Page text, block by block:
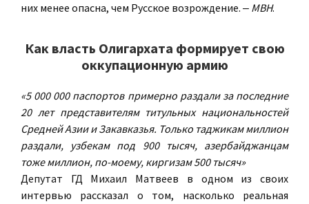
них менее опасна, чем Русское возрождение. ‒ МВН.
Как власть Олигархата формирует свою
оккупационную армию
«5 000 000 паспортов примерно раздали за последние
20 лет представителям титульных национальностей
Средней Азии и Закавказья. Только таджикам миллион
раздали, узбекам под 900 тысяч, азербайджанцам
тоже миллион, по-моему, киргизам 500 тысяч»
Депутат ГД Михаил Матвеев в одном из своих
интервью рассказал о том, насколько реальная